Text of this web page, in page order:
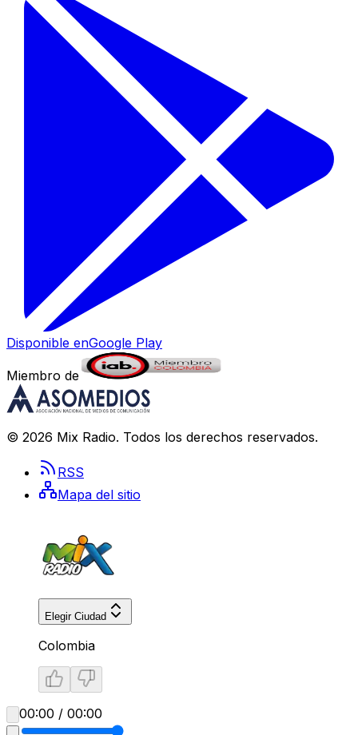
Disponible enGoogle Play
Miembro de
© 2026 Mix Radio. Todos los derechos reservados.
RSS
Mapa del sitio
Elegir Ciudad
Colombia
00:00 / 00:00